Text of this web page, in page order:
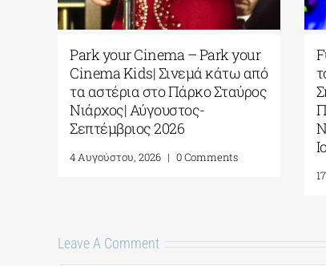
Park your Cinema – Park your
Cinema Kids| Σινεμά κάτω από
τα αστέρια στο Πάρκο Σταύρος
Νιάρχος| Αύγουστος-
Σεπτέμβριος 2026
4 Αυγούστου, 2026 | 0 Comments
Leave A Comment